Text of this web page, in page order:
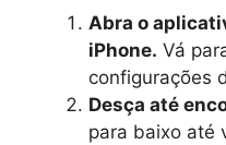
Abra o
iPhone. Vá
configurações
Desça até
para baixo até